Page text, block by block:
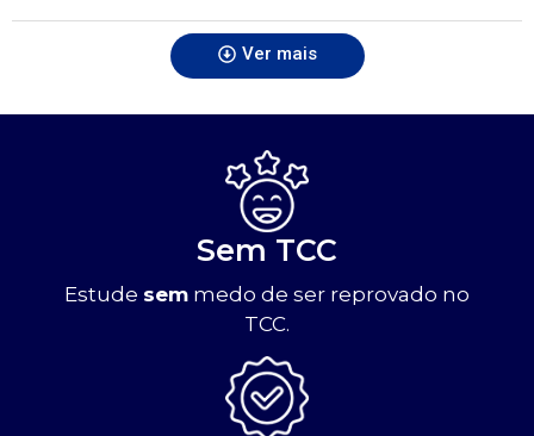
Ver mais
Sem TCC
Estude sem medo de ser reprovado no
TCC.